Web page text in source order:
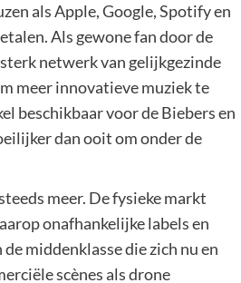
als Apple, Google, Spotify en
Als gewone fan door de
netwerk van gelijkgezinde
meer innovatieve muziek te
beschikbaar voor de Biebers en
dan ooit om onder de
meer. De fysieke markt
onafhankelijke labels en
middenklasse die zich nu en
scènes als drone